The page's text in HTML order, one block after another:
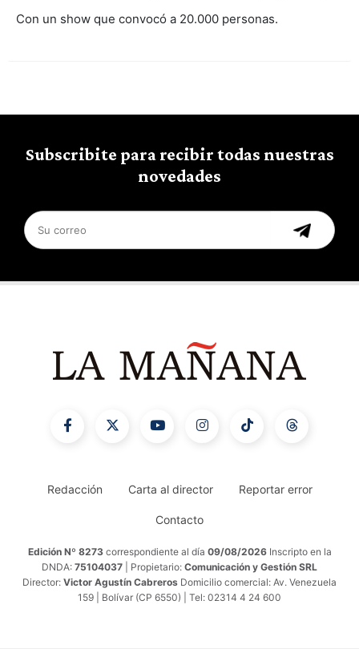
Con un show que convocó a 20.000 personas.
Subscribite para recibir todas nuestras
novedades
Redacción Carta al director Reportar error
Contacto
Edición Nº 8273 correspondiente al día 09/08/2026 Inscripto en la
DNDA: 75104037 | Propietario: Comunicación y Gestión SRL
Director: Victor Agustín Cabreros Domicilio comercial: Av. Venezuela
159 | Bolívar (CP 6550) | Tel: 02314 4 24 600